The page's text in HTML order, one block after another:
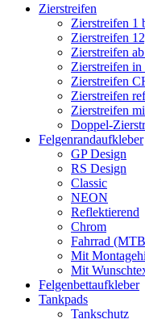
Zierstreifen
Zierstreifen 1
Zierstreifen
Zierstreifen
Zierstreifen
Zierstreifen
Zierstreifen
Zierstreifen
Doppel-
Felgenrandaufkleber
GP Design
RS Design
Classic
NEON
Reflektierend
Chrom
Fahrrad
Mit
Mit
Felgenbettaufkleber
Tankpads
Tankschutz